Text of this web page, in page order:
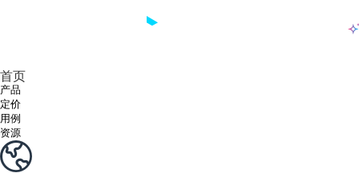
首页
产品
定价
用例
资源